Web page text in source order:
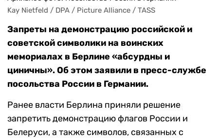
Kay Nietfeld / DPA / Picture Alliance / TASS
Запреты на демонстрацию российской и
советской символики на воинских
мемориалах в Берлине «абсурдны и
циничны». Об этом заявили в пресс-службе
посольства России в Германии.
Ранее власти Берлина приняли решение
запретить демонстрацию флагов России и
Белеруси, а также символов, связанных с